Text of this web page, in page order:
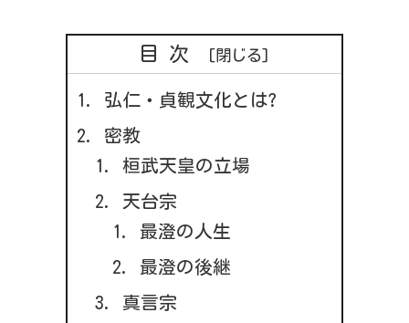
目次
弘仁・貞観文化とは?
密教
桓武天皇の立場
天台宗
最澄の人生
最澄の後継
真言宗